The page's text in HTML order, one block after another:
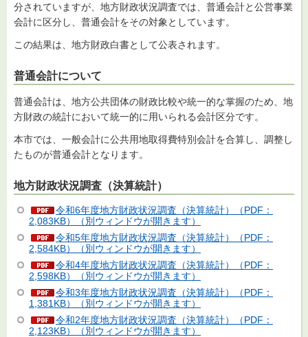
分されていますが、地方財政状況調査では、普通会計と公営事業
会計に区分し、普通会計をその対象としています。
この結果は、地方財政白書として公表されます。
普通会計について
普通会計は、地方公共団体の財政比較や統一的な掌握のため、地
方財政の統計において統一的に用いられる会計区分です。
本市では、一般会計に公共用地取得費特別会計を合算し、調整し
たものが普通会計となります。
地方財政状況調査（決算統計）
令和6年度地方財政状況調査（決算統計）（PDF：
2,083KB）（別ウィンドウが開きます）
令和5年度地方財政状況調査（決算統計）（PDF：
2,584KB）（別ウィンドウが開きます）
令和4年度地方財政状況調査（決算統計）（PDF：
2,598KB）（別ウィンドウが開きます）
令和3年度地方財政状況調査（決算統計）（PDF：
1,381KB）（別ウィンドウが開きます）
令和2年度地方財政状況調査（決算統計）（PDF：
2,123KB）（別ウィンドウが開きます）